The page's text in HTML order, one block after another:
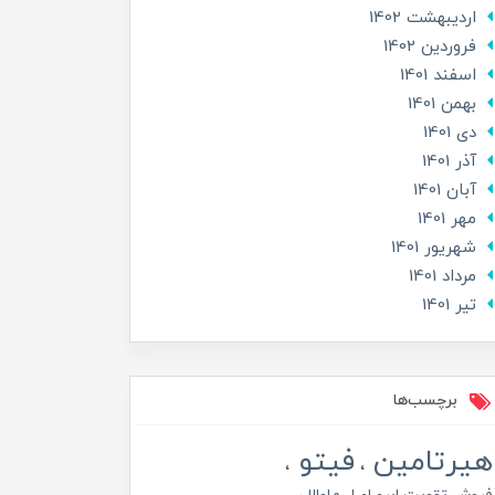
ارديبهشت 1402
فروردین 1402
اسفند 1401
بهمن 1401
دی 1401
آذر 1401
آبان 1401
مهر 1401
شهریور 1401
مرداد 1401
تير 1401
برچسب‌ها
هیرتامین فیتو